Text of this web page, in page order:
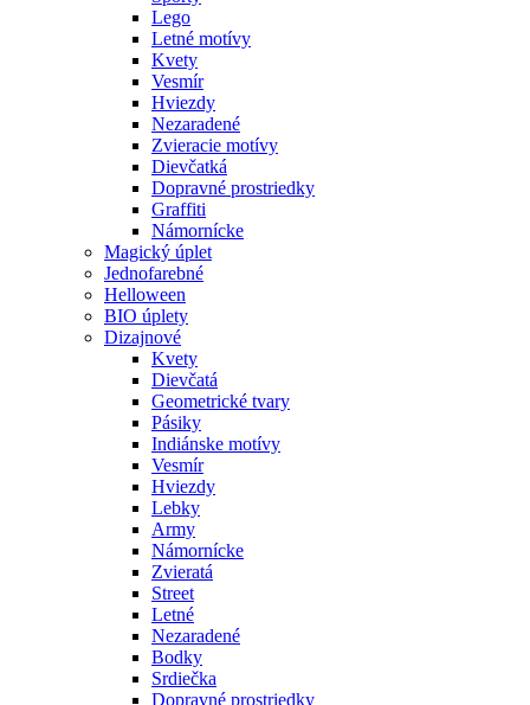
Lego
Letné motívy
Kvety
Vesmír
Hviezdy
Nezaradené
Zvieracie motívy
Dievčatká
Dopravné prostriedky
Graffiti
Námornícke
Magický úplet
Jednofarebné
Helloween
BIO úplety
Dizajnové
Kvety
Dievčatá
Geometrické tvary
Pásiky
Indiánske motívy
Vesmír
Hviezdy
Lebky
Army
Námornícke
Zvieratá
Street
Letné
Nezaradené
Bodky
Srdiečka
Dopravné prostriedky